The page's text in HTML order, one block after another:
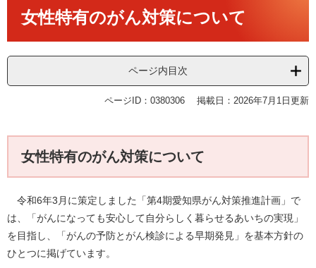
女性特有のがん対策について
ページ内目次
ページID：0380306 掲載日：2026年7月1日更新
女性特有のがん対策について
令和6年3月に策定しました「第4期愛知県がん対策推進計画」で
は、「がんになっても安心して自分らしく暮らせるあいちの実現」
を目指し、「がんの予防とがん検診による早期発見」を基本方針の
ひとつに掲げています。